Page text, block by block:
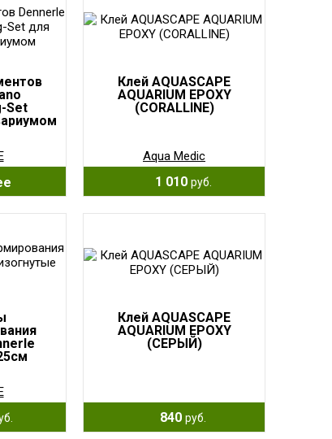
Set
Клей AQUASCAPE
AQUARIUM EPOXY
(CORALLINE)
Aqua Medic
1 010 руб.
Клей AQUASCAPE
AQUARIUM EPOXY
(СЕРЫЙ)
840 руб.